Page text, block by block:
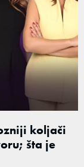
koljači
šta je